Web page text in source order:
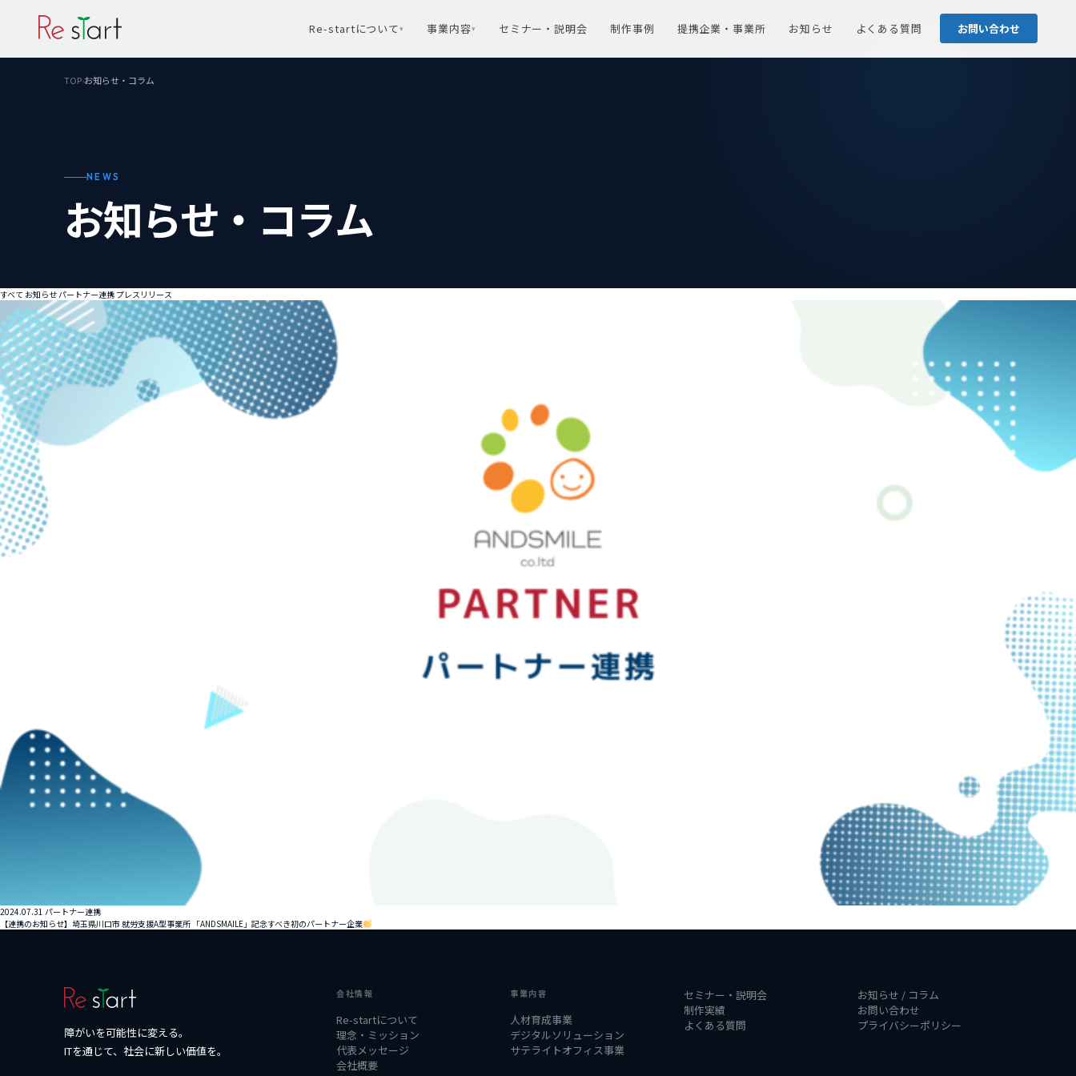
Re-startについて▾ 事業内容▾ セミナー・説明会 制作事例 提携企業・事業所 お知らせ よくある質問 お問い合わせ
TOP›お知らせ・コラム
NEWS
お知らせ・コラム
すべて お知らせパートナー連携 プレスリリース
2024.07.31 パートナー連携
【連携のお知らせ】埼玉県川口市 就労支援A型事業所 「ANDSMAILE」記念すべき初のパートナー企業
障がいを可能性に変える。
ITを通じて、社会に新しい価値を。
会社情報
Re-startについて
理念・ミッション
代表メッセージ
会社概要
事業内容
人材育成事業
デジタルソリューション
サテライトオフィス事業
セミナー・説明会
制作実績
よくある質問
お知らせ / コラム
お問い合わせ
プライバシーポリシー